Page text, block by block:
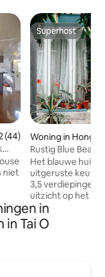
beoordeling van
(44)
niet
en
bij
Superhost
Superhost
Woning in
Rustig Blue
Het blauwe huis
uitgeruste
3,5 verdiepingen
uitzicht op het
heeft queensize
volwassenen,
zithoeken. Op slechts 5 minuten lopen
in
Tai O